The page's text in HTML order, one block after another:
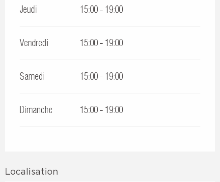
Jeudi 15:00 - 19:00
Vendredi 15:00 - 19:00
Samedi 15:00 - 19:00
Dimanche 15:00 - 19:00
Localisation